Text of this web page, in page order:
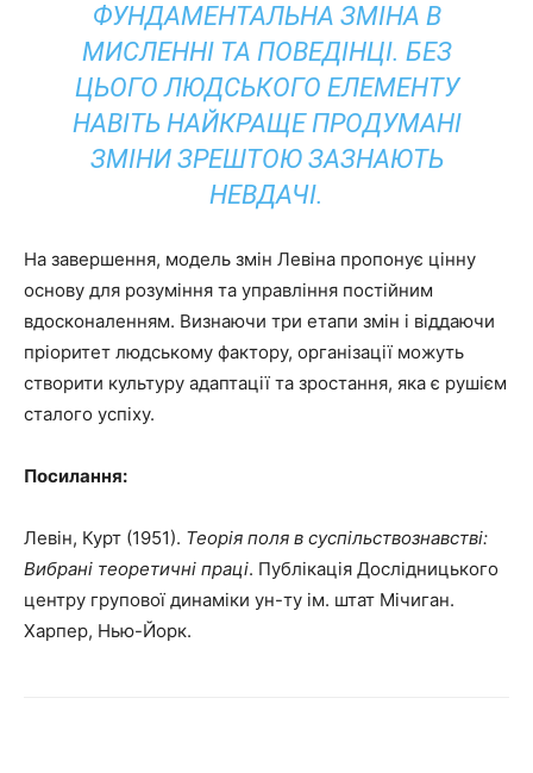
ФУНДАМЕНТАЛЬНА ЗМІНА В
МИСЛЕННІ ТА ПОВЕДІНЦІ. БЕЗ
ЦЬОГО ЛЮДСЬКОГО ЕЛЕМЕНТУ
НАВІТЬ НАЙКРАЩЕ ПРОДУМАНІ
ЗМІНИ ЗРЕШТОЮ ЗАЗНАЮТЬ
НЕВДАЧІ.
На завершення, модель змін Левіна пропонує цінну
основу для розуміння та управління постійним
вдосконаленням. Визнаючи три етапи змін і віддаючи
пріоритет людському фактору, організації можуть
створити культуру адаптації та зростання, яка є рушієм
сталого успіху.
Посилання:
Левін, Курт (1951). Теорія поля в суспільствознавстві:
Вибрані теоретичні праці. Публікація Дослідницького
центру групової динаміки ун-ту ім. штат Мічиган.
Харпер, Нью-Йорк.